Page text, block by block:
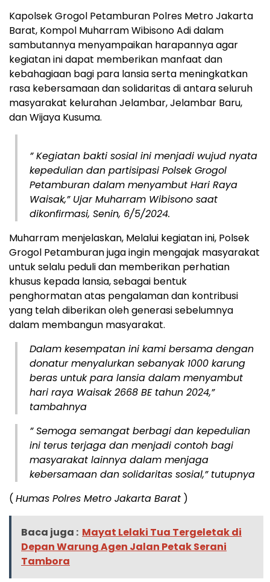
Kapolsek Grogol Petamburan Polres Metro Jakarta
Barat, Kompol Muharram Wibisono Adi dalam
sambutannya menyampaikan harapannya agar
kegiatan ini dapat memberikan manfaat dan
kebahagiaan bagi para lansia serta meningkatkan
rasa kebersamaan dan solidaritas di antara seluruh
masyarakat kelurahan Jelambar, Jelambar Baru,
dan Wijaya Kusuma.
” Kegiatan bakti sosial ini menjadi wujud nyata
kepedulian dan partisipasi Polsek Grogol
Petamburan dalam menyambut Hari Raya
Waisak,” Ujar Muharram Wibisono saat
dikonfirmasi, Senin, 6/5/2024.
Muharram menjelaskan, Melalui kegiatan ini, Polsek
Grogol Petamburan juga ingin mengajak masyarakat
untuk selalu peduli dan memberikan perhatian
khusus kepada lansia, sebagai bentuk
penghormatan atas pengalaman dan kontribusi
yang telah diberikan oleh generasi sebelumnya
dalam membangun masyarakat.
Dalam kesempatan ini kami bersama dengan
donatur menyalurkan sebanyak 1000 karung
beras untuk para lansia dalam menyambut
hari raya Waisak 2668 BE tahun 2024,”
tambahnya
” Semoga semangat berbagi dan kepedulian
ini terus terjaga dan menjadi contoh bagi
masyarakat lainnya dalam menjaga
kebersamaan dan solidaritas sosial,” tutupnya
( Humas Polres Metro Jakarta Barat )
Baca juga : Mayat Lelaki Tua Tergeletak di
Depan Warung Agen Jalan Petak Serani
Tambora